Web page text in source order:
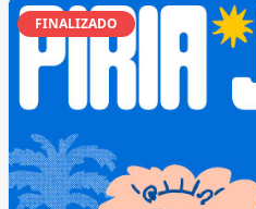
FINALIZADO